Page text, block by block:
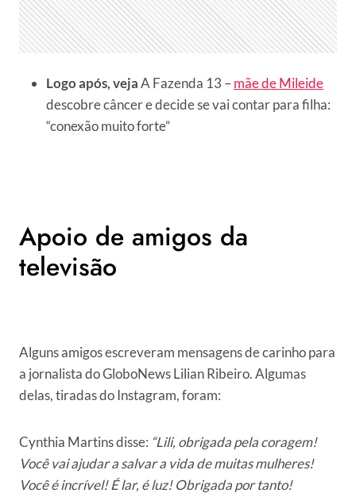
Logo após, vejaA Fazenda 13 – mãe de Mileide
descobre câncer e decide se vai contar para filha:
“conexão muito forte”
Apoio de amigos da
televisão
Alguns amigos escreveram mensagens de carinho para
a jornalista do GloboNews Lilian Ribeiro. Algumas
delas, tiradas do Instagram, foram:
Cynthia Martins disse: “Lili, obrigada pela coragem!
Você vai ajudar a salvar a vida de muitas mulheres!
Você é incrível! É lar, é luz! Obrigada por tanto!